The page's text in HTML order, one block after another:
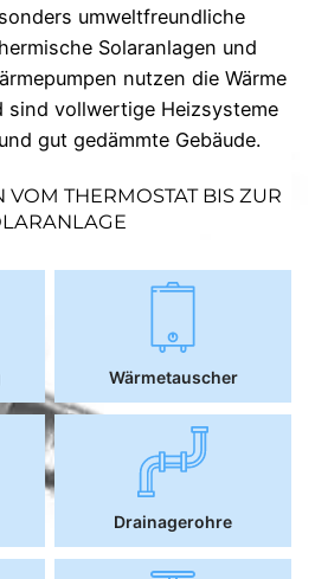
umweltfreundliche
Solaranlagen und
nutzen die Wärme
sind vollwertige Heizsysteme
gut gedämmte Gebäude.
THERMOSTAT BIS ZUR
Wärmetauscher
Drainagerohre